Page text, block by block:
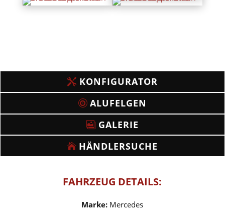
KONFIGURATOR
ALUFELGEN
GALERIE
HÄNDLERSUCHE
FAHRZEUG DETAILS:
Marke: Mercedes